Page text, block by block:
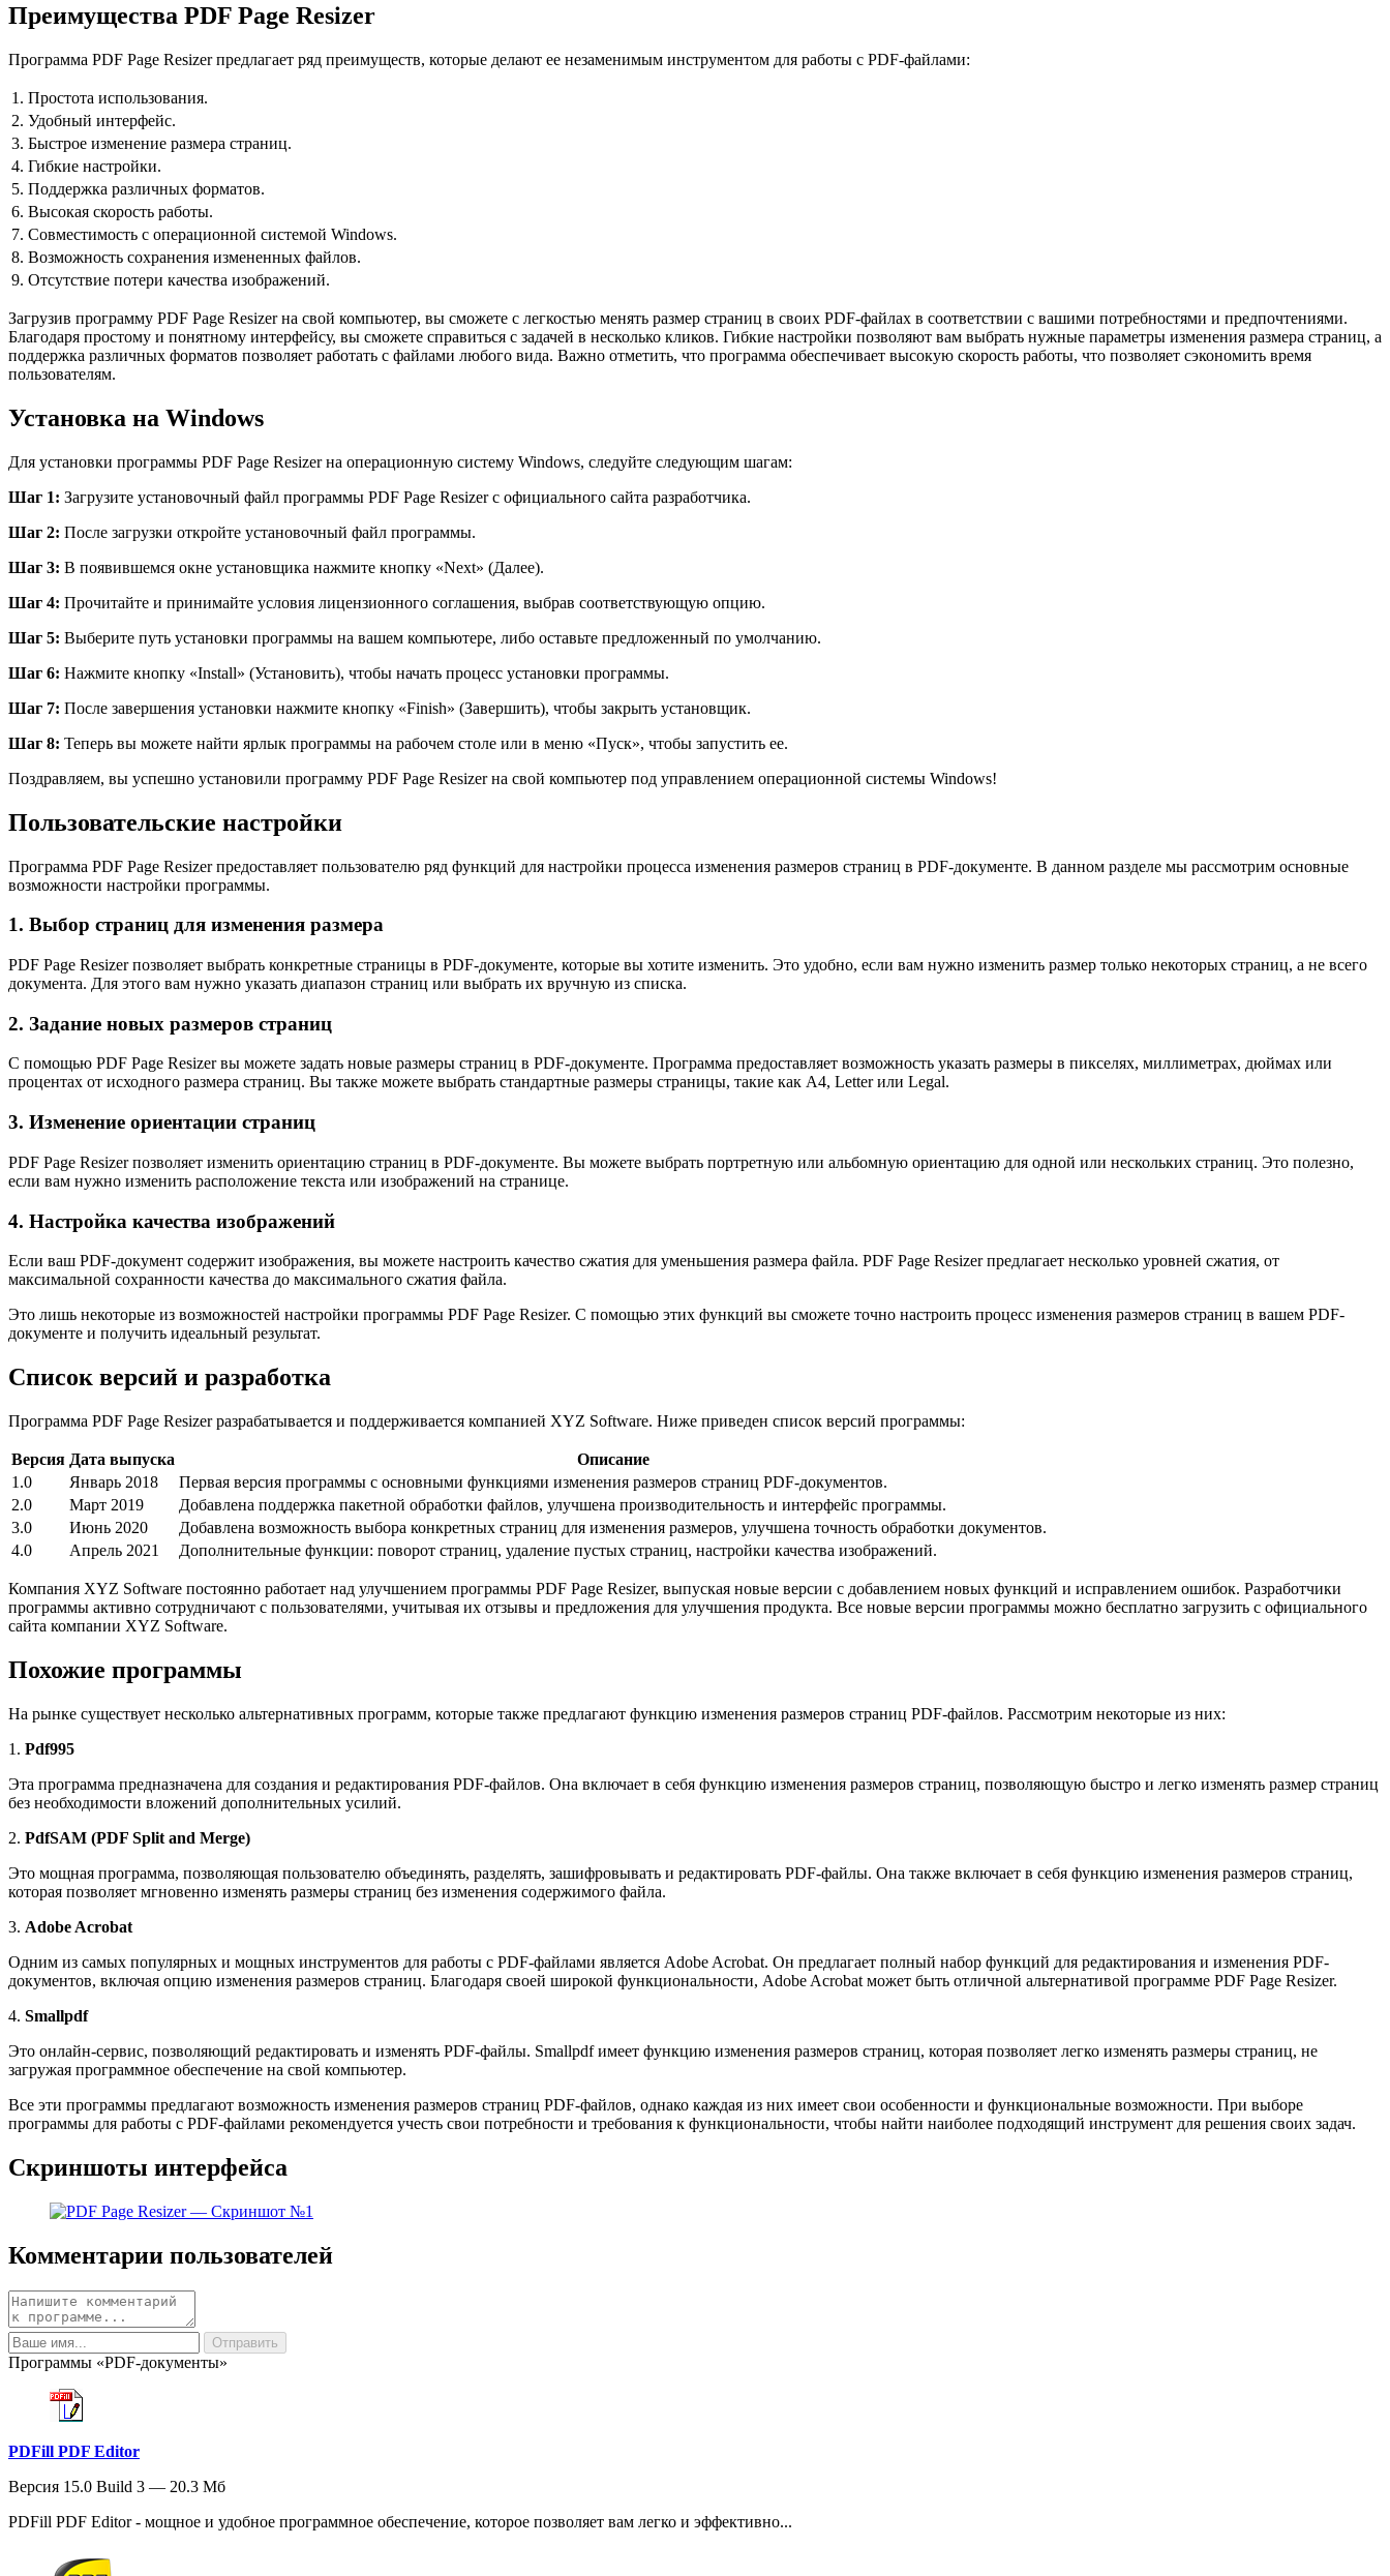
Преимущества PDF Page Resizer
Программа PDF Page Resizer предлагает ряд преимуществ, которые делают ее незаменимым инструментом для работы с PDF-файлами:
1. Простота использования.
2. Удобный интерфейс.
3. Быстрое изменение размера страниц.
4. Гибкие настройки.
5. Поддержка различных форматов.
6. Высокая скорость работы.
7. Совместимость с операционной системой Windows.
8. Возможность сохранения измененных файлов.
9. Отсутствие потери качества изображений.
Загрузив программу PDF Page Resizer на свой компьютер, вы сможете с легкостью менять размер страниц в своих PDF-файлах в соответствии с вашими потребностями и предпочтениями.
Благодаря простому и понятному интерфейсу, вы сможете справиться с задачей в несколько кликов. Гибкие настройки позволяют вам выбрать нужные параметры изменения размера страниц, а
поддержка различных форматов позволяет работать с файлами любого вида. Важно отметить, что программа обеспечивает высокую скорость работы, что позволяет сэкономить время
пользователям.
Установка на Windows
Для установки программы PDF Page Resizer на операционную систему Windows, следуйте следующим шагам:
Шаг 1: Загрузите установочный файл программы PDF Page Resizer с официального сайта разработчика.
Шаг 2: После загрузки откройте установочный файл программы.
Шаг 3: В появившемся окне установщика нажмите кнопку «Next» (Далее).
Шаг 4: Прочитайте и принимайте условия лицензионного соглашения, выбрав соответствующую опцию.
Шаг 5: Выберите путь установки программы на вашем компьютере, либо оставьте предложенный по умолчанию.
Шаг 6: Нажмите кнопку «Install» (Установить), чтобы начать процесс установки программы.
Шаг 7: После завершения установки нажмите кнопку «Finish» (Завершить), чтобы закрыть установщик.
Шаг 8: Теперь вы можете найти ярлык программы на рабочем столе или в меню «Пуск», чтобы запустить ее.
Поздравляем, вы успешно установили программу PDF Page Resizer на свой компьютер под управлением операционной системы Windows!
Пользовательские настройки
Программа PDF Page Resizer предоставляет пользователю ряд функций для настройки процесса изменения размеров страниц в PDF-документе. В данном разделе мы рассмотрим основные
возможности настройки программы.
1. Выбор страниц для изменения размера
PDF Page Resizer позволяет выбрать конкретные страницы в PDF-документе, которые вы хотите изменить. Это удобно, если вам нужно изменить размер только некоторых страниц, а не всего
документа. Для этого вам нужно указать диапазон страниц или выбрать их вручную из списка.
2. Задание новых размеров страниц
С помощью PDF Page Resizer вы можете задать новые размеры страниц в PDF-документе. Программа предоставляет возможность указать размеры в пикселях, миллиметрах, дюймах или
процентах от исходного размера страниц. Вы также можете выбрать стандартные размеры страницы, такие как A4, Letter или Legal.
3. Изменение ориентации страниц
PDF Page Resizer позволяет изменить ориентацию страниц в PDF-документе. Вы можете выбрать портретную или альбомную ориентацию для одной или нескольких страниц. Это полезно,
если вам нужно изменить расположение текста или изображений на странице.
4. Настройка качества изображений
Если ваш PDF-документ содержит изображения, вы можете настроить качество сжатия для уменьшения размера файла. PDF Page Resizer предлагает несколько уровней сжатия, от
максимальной сохранности качества до максимального сжатия файла.
Это лишь некоторые из возможностей настройки программы PDF Page Resizer. С помощью этих функций вы сможете точно настроить процесс изменения размеров страниц в вашем PDF-
документе и получить идеальный результат.
Список версий и разработка
Программа PDF Page Resizer разрабатывается и поддерживается компанией XYZ Software. Ниже приведен список версий программы:
Версия Дата выпуска
Описание
1.0
Январь 2018
Первая версия программы с основными функциями изменения размеров страниц PDF-документов.
2.0
Март 2019
Добавлена поддержка пакетной обработки файлов, улучшена производительность и интерфейс программы.
3.0
Июнь 2020
Добавлена возможность выбора конкретных страниц для изменения размеров, улучшена точность обработки документов.
4.0
Апрель 2021 Дополнительные функции: поворот страниц, удаление пустых страниц, настройки качества изображений.
Компания XYZ Software постоянно работает над улучшением программы PDF Page Resizer, выпуская новые версии с добавлением новых функций и исправлением ошибок. Разработчики
программы активно сотрудничают с пользователями, учитывая их отзывы и предложения для улучшения продукта. Все новые версии программы можно бесплатно загрузить с официального
сайта компании XYZ Software.
Похожие программы
На рынке существует несколько альтернативных программ, которые также предлагают функцию изменения размеров страниц PDF-файлов. Рассмотрим некоторые из них:
1. Pdf995
Эта программа предназначена для создания и редактирования PDF-файлов. Она включает в себя функцию изменения размеров страниц, позволяющую быстро и легко изменять размер страниц
без необходимости вложений дополнительных усилий.
2. PdfSAM (PDF Split and Merge)
Это мощная программа, позволяющая пользователю объединять, разделять, зашифровывать и редактировать PDF-файлы. Она также включает в себя функцию изменения размеров страниц,
которая позволяет мгновенно изменять размеры страниц без изменения содержимого файла.
3. Adobe Acrobat
Одним из самых популярных и мощных инструментов для работы с PDF-файлами является Adobe Acrobat. Он предлагает полный набор функций для редактирования и изменения PDF-
документов, включая опцию изменения размеров страниц. Благодаря своей широкой функциональности, Adobe Acrobat может быть отличной альтернативой программе PDF Page Resizer.
4. Smallpdf
Это онлайн-сервис, позволяющий редактировать и изменять PDF-файлы. Smallpdf имеет функцию изменения размеров страниц, которая позволяет легко изменять размеры страниц, не
загружая программное обеспечение на свой компьютер.
Все эти программы предлагают возможность изменения размеров страниц PDF-файлов, однако каждая из них имеет свои особенности и функциональные возможности. При выборе
программы для работы с PDF-файлами рекомендуется учесть свои потребности и требования к функциональности, чтобы найти наиболее подходящий инструмент для решения своих задач.
Скриншоты интерфейса
Комментарии пользователей
Программы «PDF-документы»
PDFill PDF Editor
Версия 15.0 Build 3 — 20.3 Мб
PDFill PDF Editor - мощное и удобное программное обеспечение, которое позволяет вам легко и эффективно...